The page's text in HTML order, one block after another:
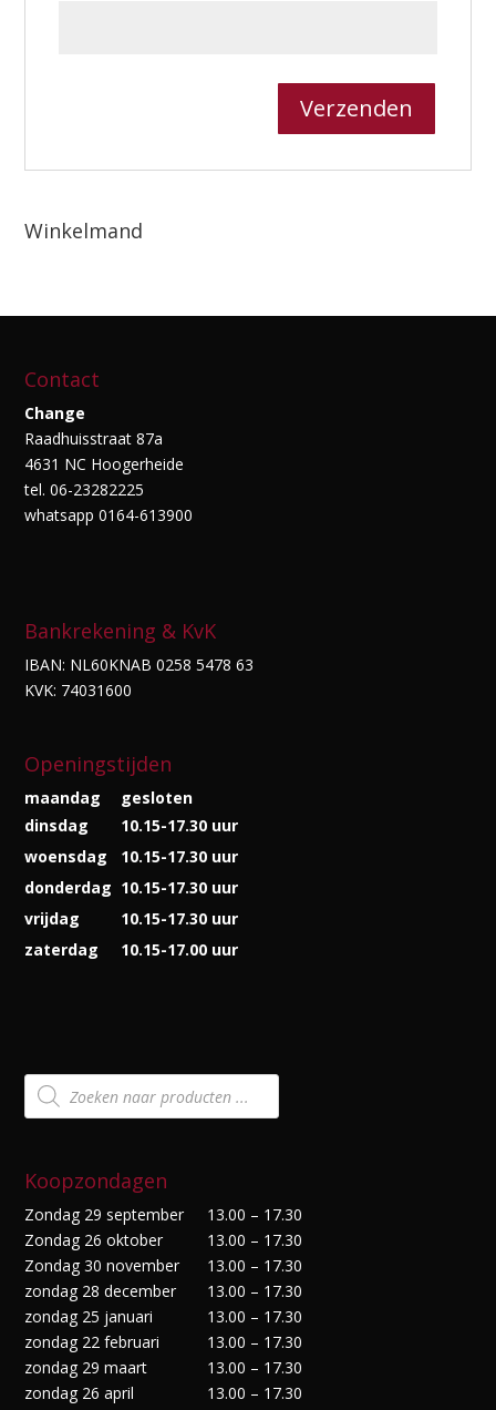
Winkelmand
Contact
Change
Raadhuisstraat 87a
4631 NC Hoogerheide
tel. 06-23282225
whatsapp 0164-613900
Bankrekening & KvK
IBAN: NL60KNAB 0258 5478 63
KVK: 74031600
Openingstijden
maandag
gesloten
dinsdag
10.15-17.30 uur
woensdag
10.15-17.30 uur
donderdag 10.15-17.30 uur
vrijdag
10.15-17.30 uur
zaterdag
10.15-17.00 uur
Producten
zoeken
Koopzondagen
Zondag 29 september
13.00 – 17.30
Zondag 26 oktober
13.00 – 17.30
Zondag 30 november
13.00 – 17.30
zondag 28 december
13.00 – 17.30
zondag 25 januari
13.00 – 17.30
zondag 22 februari
13.00 – 17.30
zondag 29 maart
13.00 – 17.30
zondag 26 april
13.00 – 17.30